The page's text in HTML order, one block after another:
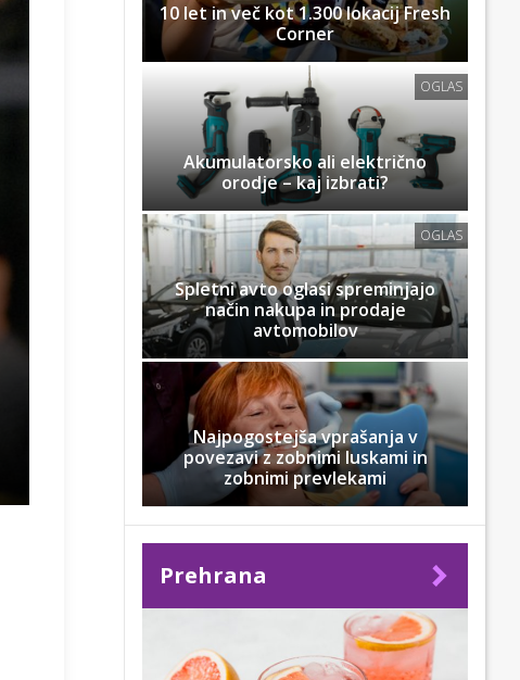
10 let in več kot 1.300 lokacij Fresh
Corner
OGLAS
Akumulatorsko ali električno
orodje – kaj izbrati?
OGLAS
Spletni avto oglasi spreminjajo
način nakupa in prodaje
avtomobilov
Najpogostejša vprašanja v
povezavi z zobnimi luskami in
zobnimi prevlekami
Prehrana